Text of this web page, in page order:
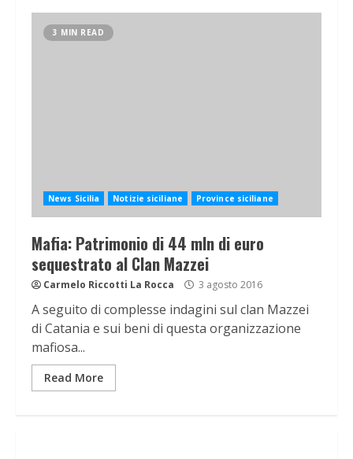
3 MIN READ
News Sicilia Notizie siciliane Province siciliane
Mafia: Patrimonio di 44 mln di euro
sequestrato al Clan Mazzei
Carmelo Riccotti La Rocca 3 agosto 2016
A seguito di complesse indagini sul clan Mazzei
di Catania e sui beni di questa organizzazione
mafiosa...
Read More